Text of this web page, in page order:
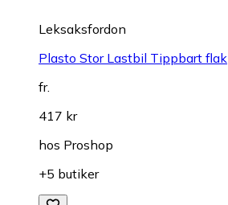
Leksaksfordon
Plasto Stor Lastbil Tippbart flak
fr.
417 kr
hos Proshop
+5 butiker